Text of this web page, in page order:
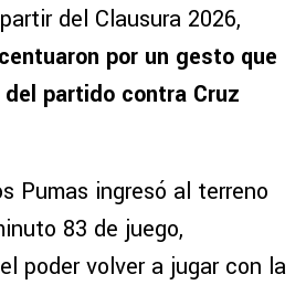
del Clausura 2026,
por un gesto que
partido contra Cruz
Pumas ingresó al terreno
83 de juego,
poder volver a jugar con la